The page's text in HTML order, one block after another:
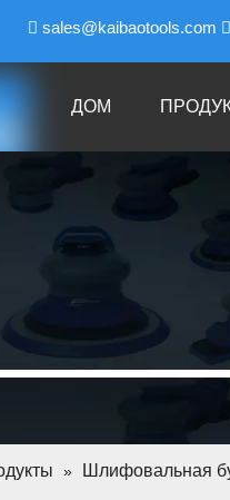
 sales@kaibaotools.com 
ДОМ
» Шлифовальная